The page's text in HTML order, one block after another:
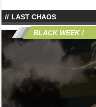
LAST CHAOS
BLACK WEEK !